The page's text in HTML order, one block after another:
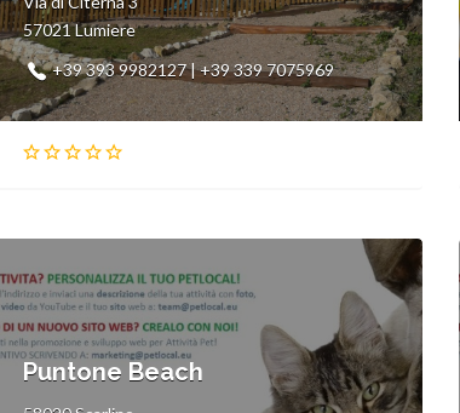
57021 Lumiere
+39 393 9982127 | +39 339 7075969
Puntone Beach